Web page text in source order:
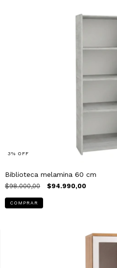
3% OFF
Biblioteca melamina 60 cm
$98.000,00 $94.990,00